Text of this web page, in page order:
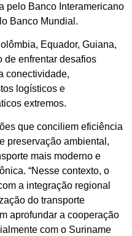
pelo Banco Interamericano
Banco Mundial.
Equador, Guiana,
de enfrentar desafios
conectividade,
logísticos e
extremos.
que conciliem eficiência
preservação ambiental,
mais moderno e
“Nesse contexto, o
a integração regional
do transporte
aprofundar a cooperação
com o Suriname